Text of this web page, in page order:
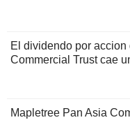
El dividendo por
Commercial Trust cae
Mapletree Pan Asia